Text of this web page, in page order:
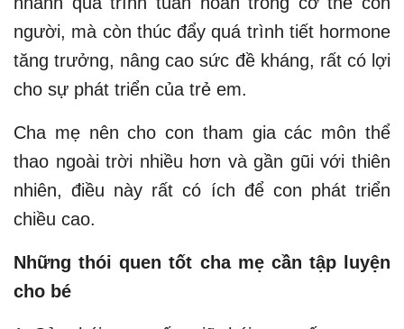
người, mà còn thúc đẩy quá trình tiết hormone
tăng trưởng, nâng cao sức đề kháng, rất có lợi
cho sự phát triển của trẻ em.
Cha mẹ nên cho con tham gia các môn thể
thao ngoài trời nhiều hơn và gần gũi với thiên
nhiên, điều này rất có ích để con phát triển
chiều cao.
Những thói quen tốt cha mẹ cần tập luyện
cho bé